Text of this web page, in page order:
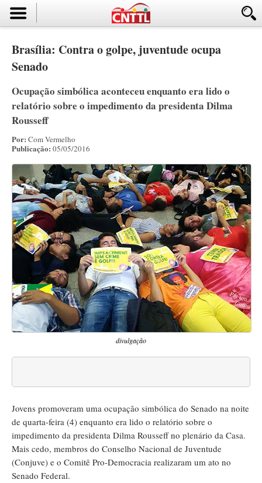
Brasília: Contra o golpe, juventude ocupa
Senado
Ocupação simbólica aconteceu enquanto era lido o
relatório sobre o impedimento da presidenta Dilma
Rousseff
Por: Com Vermelho
Publicação: 05/05/2016
divulgação
Jovens promoveram uma ocupação simbólica do Senado na noite
de quarta-feira (4) enquanto era lido o relatório sobre o
impedimento da presidenta Dilma Rousseff no plenário da Casa.
Mais cedo, membros do Conselho Nacional de Juventude
(Conjuve) e o Comitê Pro-Democracia realizaram um ato no
Senado Federal.